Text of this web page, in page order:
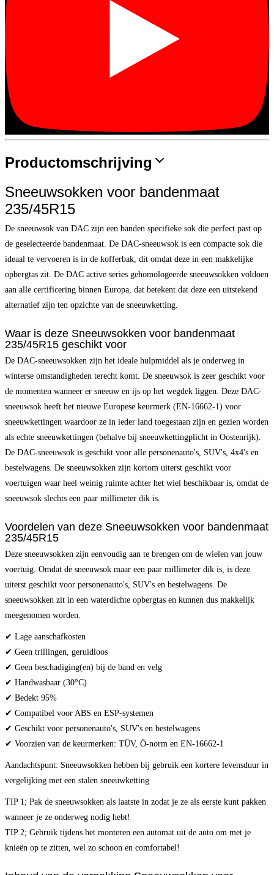
Productomschrijving
Sneeuwsokken voor bandenmaat
235/45R15
De sneeuwsok van DAC zijn een banden specifieke sok die perfect past op
de geselecteerde bandenmaat. De DAC-sneeuwsok is een compacte sok die
ideaal te vervoeren is in de kofferbak, dit omdat deze in een makkelijke
opbergtas zit. De DAC active series gehomologeerde sneeuwsokken voldoen
aan alle certificering binnen Europa, dat betekent dat deze een uitstekend
alternatief zijn ten opzichte van de sneeuwketting.
Waar is deze Sneeuwsokken voor bandenmaat
235/45R15 geschikt voor
De DAC-sneeuwsokken zijn het ideale hulpmiddel als je onderweg in
winterse omstandigheden terecht komt. De sneeuwsok is zeer geschikt voor
de momenten wanneer er sneeuw en ijs op het wegdek liggen. Deze DAC-
sneeuwsok heeft het nieuwe Europese keurmerk (EN-16662-1) voor
sneeuwkettingen waardoor ze in ieder land toegestaan zijn en gezien worden
als echte sneeuwkettingen (behalve bij sneeuwkettingplicht in Oostenrijk).
De DAC-sneeuwsok is geschikt voor alle personenauto's, SUV's, 4x4's en
bestelwagens. De sneeuwsokken zijn kortom uiterst geschikt voor
voertuigen waar heel weinig ruimte achter het wiel beschikbaar is, omdat de
sneeuwsok slechts een paar millimeter dik is.
Voordelen van deze Sneeuwsokken voor bandenmaat
235/45R15
Deze sneeuwsokken zijn eenvoudig aan te brengen om de wielen van jouw
voertuig. Omdat de sneeuwsok maar een paar millimeter dik is, is deze
uiterst geschikt voor personenauto's, SUV's en bestelwagens. De
sneeuwsokken zit in een waterdichte opbergtas en kunnen dus makkelijk
meegenomen worden.
✔ Lage aanschafkosten
✔ Geen trillingen, geruidloos
✔ Geen beschadiging(en) bij de band en velg
✔ Handwasbaar (30°C)
✔ Bedekt 95%
✔ Compatibel voor ABS en ESP-systemen
✔ Geschikt voor personenauto's, SUV's en bestelwagens
✔ Voorzien van de keurmerken: TÜV, Ö-norm en EN-16662-1
Aandachtspunt: Sneeuwsokken hebben bij gebruik een kortere levensduur in
vergelijking met een stalen sneeuwketting
TIP 1; Pak de sneeuwsokken als laatste in zodat je ze als eerste kunt pakken
wanneer je ze onderweg nodig hebt!
TIP 2; Gebruik tijdens het monteren een automat uit de auto om met je
knieën op te zitten, wel zo schoon en comfortabel!